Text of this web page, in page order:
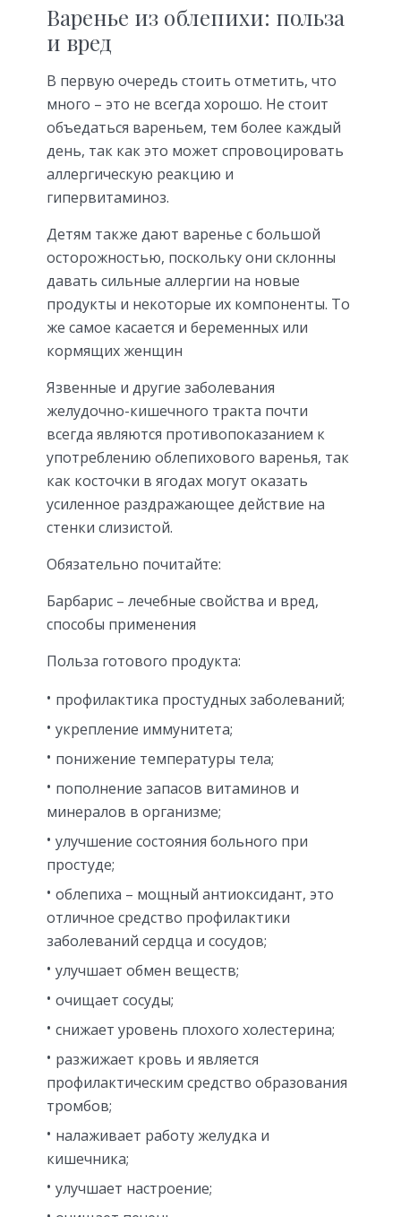
Варенье из облепихи: польза
и вред
В первую очередь стоить отметить, что
много – это не всегда хорошо. Не стоит
объедаться вареньем, тем более каждый
день, так как это может спровоцировать
аллергическую реакцию и
гипервитаминоз.
Детям также дают варенье с большой
осторожностью, поскольку они склонны
давать сильные аллергии на новые
продукты и некоторые их компоненты. То
же самое касается и беременных или
кормящих женщин
Язвенные и другие заболевания
желудочно-кишечного тракта почти
всегда являются противопоказанием к
употреблению облепихового варенья, так
как косточки в ягодах могут оказать
усиленное раздражающее действие на
стенки слизистой.
Обязательно почитайте:
Барбарис – лечебные свойства и вред,
способы применения
Польза готового продукта:
профилактика простудных заболеваний;
укрепление иммунитета;
понижение температуры тела;
пополнение запасов витаминов и
минералов в организме;
улучшение состояния больного при
простуде;
облепиха – мощный антиоксидант, это
отличное средство профилактики
заболеваний сердца и сосудов;
улучшает обмен веществ;
очищает сосуды;
снижает уровень плохого холестерина;
разжижает кровь и является
профилактическим средство образования
тромбов;
налаживает работу желудка и
кишечника;
улучшает настроение;